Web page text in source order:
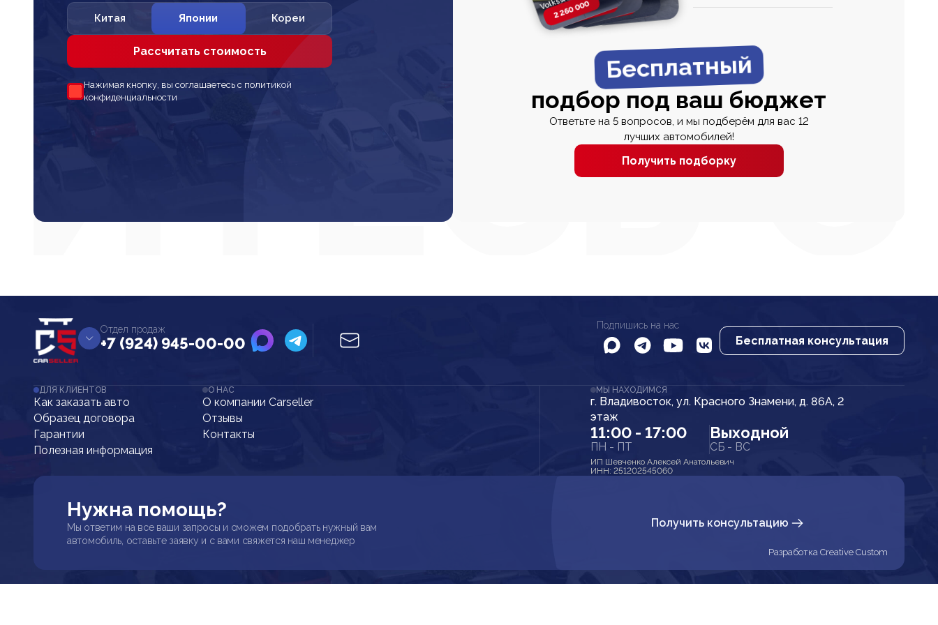
Китая Японии Кореи
Рассчитать стоимость
Нажимая кнопку, вы соглашаетесь с политикой
конфиденциальности
2 260 0002 820 000
2 820 0002 670 000
Бесплатный
подбор под ваш бюджет
Ответьте на 5 вопросов, и мы подберём для вас 12
лучших автомобилей!
Получить подборку
Отдел продаж
+7 (924) 945-00-00
Подпишись на нас
Бесплатная консультация
ДЛЯ КЛИЕНТОВ
Как заказать авто
Образец договора
Гарантии
Полезная информация
О НАС
О компании Carseller
Отзывы
Контакты
МЫ НАХОДИМСЯ
г. Владивосток, ул. Красного Знамени, д. 86А, 2
этаж
11:00 - 17:00
ПН - ПТ
Выходной
СБ - ВС
ИП Шевченко Алексей Анатольевич
ИНН: 251202545060
Нужна помощь?
Мы ответим на все ваши запросы и сможем подобрать нужный вам
автомобиль, оставьте заявку и с вами свяжется наш менеджер
Получить консультацию
Разработка Creative Custom